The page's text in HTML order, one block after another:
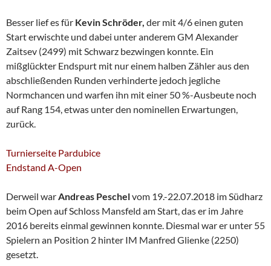
Besser lief es für Kevin Schröder, der mit 4/6 einen guten
Start erwischte und dabei unter anderem GM Alexander
Zaitsev (2499) mit Schwarz bezwingen konnte. Ein
mißglückter Endspurt mit nur einem halben Zähler aus den
abschließenden Runden verhinderte jedoch jegliche
Normchancen und warfen ihn mit einer 50 %-Ausbeute noch
auf Rang 154, etwas unter den nominellen Erwartungen,
zurück.
Turnierseite Pardubice
Endstand A-Open
Derweil warAndreas Peschelvom 19.-22.07.2018 im Südharz
beim Open auf Schloss Mansfeld am Start, das er im Jahre
2016 bereits einmal gewinnen konnte. Diesmal war er unter 55
Spielern an Position 2 hinter IM Manfred Glienke (2250)
gesetzt.